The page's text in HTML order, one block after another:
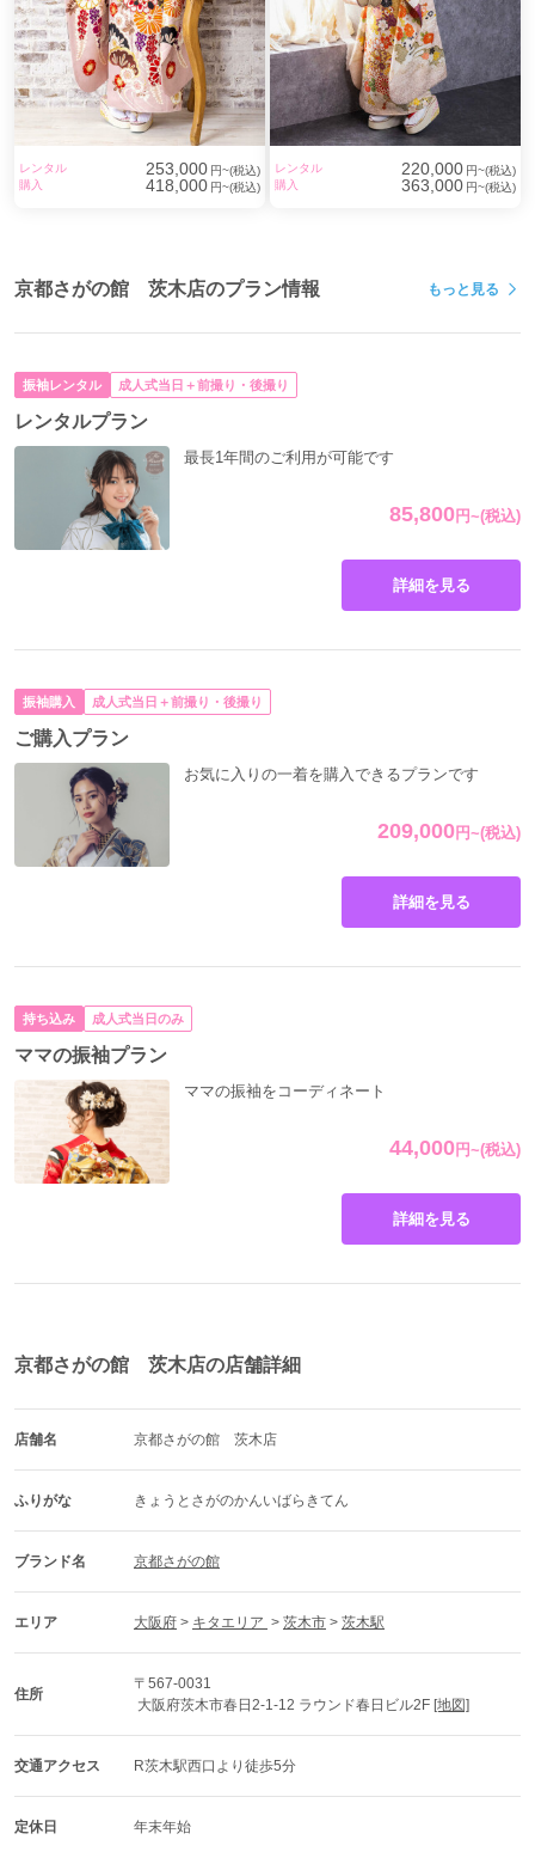
レンタル 253,000 円~(税込)
購入
418,000 円~(税込)
レンタル 220,000 円~(税込)
購入
363,000 円~(税込)
京都さがの館 茨木店のプラン情報 もっと見る
振袖レンタル 成人式当日＋前撮り・後撮り
レンタルプラン
85,800円~(税込)
最長1年間のご利用が可能です
詳細を見る
振袖購入 成人式当日＋前撮り・後撮り
ご購入プラン
209,000円~(税込)
お気に入りの一着を購入できるプランです
詳細を見る
持ち込み 成人式当日のみ
ママの振袖プラン
44,000円~(税込)
ママの振袖をコーディネート
詳細を見る
京都さがの館 茨木店の店舗詳細
店舗名 京都さがの館　茨木店
ふりがな きょうとさがのかんいばらきてん
ブランド名 京都さがの館
エリア 大阪府 > キタエリア > 茨木市 > 茨木駅
住所
〒567-0031
大阪府茨木市春日2-1-12 ラウンド春日ビル2F [地図]
交通アクセス R茨木駅西口より徒歩5分
定休日 年末年始